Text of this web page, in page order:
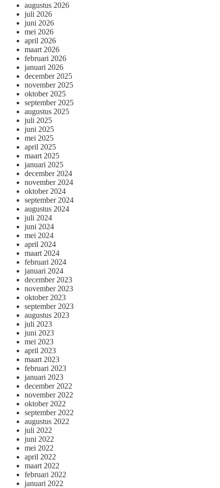
augustus 2026
juli 2026
juni 2026
mei 2026
april 2026
maart 2026
februari 2026
januari 2026
december 2025
november 2025
oktober 2025
september 2025
augustus 2025
juli 2025
juni 2025
mei 2025
april 2025
maart 2025
januari 2025
december 2024
november 2024
oktober 2024
september 2024
augustus 2024
juli 2024
juni 2024
mei 2024
april 2024
maart 2024
februari 2024
januari 2024
december 2023
november 2023
oktober 2023
september 2023
augustus 2023
juli 2023
juni 2023
mei 2023
april 2023
maart 2023
februari 2023
januari 2023
december 2022
november 2022
oktober 2022
september 2022
augustus 2022
juli 2022
juni 2022
mei 2022
april 2022
maart 2022
februari 2022
januari 2022